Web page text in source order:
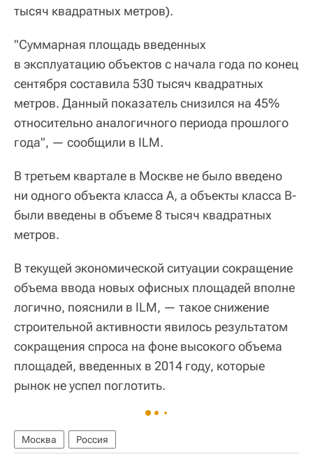
тысяч квадратных метров).
"Суммарная площадь введенных
в эксплуатацию объектов с начала года по конец
сентября составила 530 тысяч квадратных
метров. Данный показатель снизился на 45%
относительно аналогичного периода прошлого
года", — сообщили в ILM.
В третьем квартале в Москве не было введено
ни одного объекта класса А, а объекты класса В-
были введены в объеме 8 тысяч квадратных
метров.
В текущей экономической ситуации сокращение
объема ввода новых офисных площадей вполне
логично, пояснили в ILM, — такое снижение
строительной активности явилось результатом
сокращения спроса на фоне высокого объема
площадей, введенных в 2014 году, которые
рынок не успел поглотить.
Москва Россия